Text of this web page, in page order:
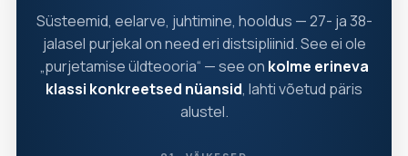
Süsteemid, eelarve, juhtimine, hooldus — 27- ja 38-
jalasel purjekal on need eri distsipliinid. See ei ole
„purjetamise üldteooria“ — see on kolme erineva
klassi konkreetsed nüansid, lahti võetud päris
alustel.